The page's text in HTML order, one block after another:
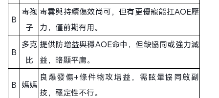
B
毒孢
子
毒雲與持續傷效尚可，但有更優寵能扛AOE壓
力，僅前期有用。
B
多克
比
提供防增益與穩AOE命中，但缺協同或強力減
益，略顯平庸。
B 媽媽
良爆發傷+條件物攻增益，需眩暈協同啟副
技，穩定性不行。